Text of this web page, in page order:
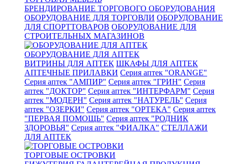
БРЕНДИРОВАНИЕ ТОРГОВОГО ОБОРУДОВАНИЯ
ОБОРУДОВАНИЕ ДЛЯ ТОРГОВЛИ ОБОРУДОВАНИЕ
ДЛЯ СПОРТТОВАРОВ ОБОРУДОВАНИЕ ДЛЯ
СТРОИТЕЛЬНЫХ МАГАЗИНОВ
ОБОРУДОВАНИЕ ДЛЯ АПТЕК
ВИТРИНЫ ДЛЯ АПТЕК ШКАФЫ ДЛЯ АПТЕК
АПТЕЧНЫЕ ПРИЛАВКИ Серия аптек "ORANGE"
Серия аптек "АМПИР" Серия аптек "ГРИН" Серия
аптек "ДОКТОР" Серия аптек "ИНТЕРФАРМ" Серия
аптек "МОДЕРН" Серия аптек "НАТУРЕЛЬ" Серия
аптек "ОЗЕРКИ" Серия аптек "ОРТЕКА" Серия аптек
"ПЕРВАЯ ПОМОЩЬ" Серия аптек "РОДНИК
ЗДОРОВЬЯ" Серия аптек "ФИАЛКА" СТЕЛЛАЖИ
ДЛЯ АПТЕК
ТОРГОВЫЕ ОСТРОВКИ